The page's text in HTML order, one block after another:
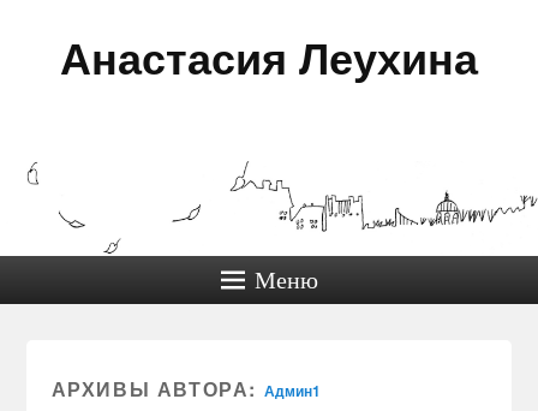
Анастасия Леухина
Меню
АРХИВЫ АВТОРА: Админ1